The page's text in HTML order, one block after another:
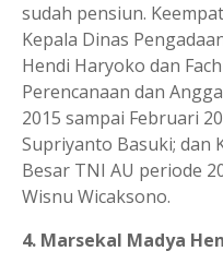
sudah pensiun.
Kepala Dinas
Hendi Haryoko dan
Perencanaan dan
2015 sampai Februari
Supriyanto Basuki; dan
Besar TNI AU periode
Wisnu Wicaksono.
4. Marsekal Madya